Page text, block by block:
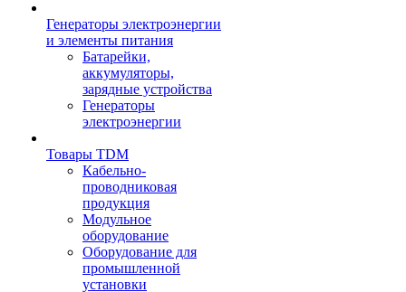
Генераторы электроэнергии
и элементы питания
Батарейки,
аккумуляторы,
зарядные устройства
Генераторы
электроэнергии
Товары TDM
Кабельно-
проводниковая
продукция
Модульное
оборудование
Оборудование для
промышленной
установки